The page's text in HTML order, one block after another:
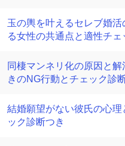
玉の輿を叶えるセレブ婚
る女性の共通点と適性チェ
同棲マンネリ化の原因と
きのNG行動とチェック診
結婚願望がない彼氏の心
ック診断つき